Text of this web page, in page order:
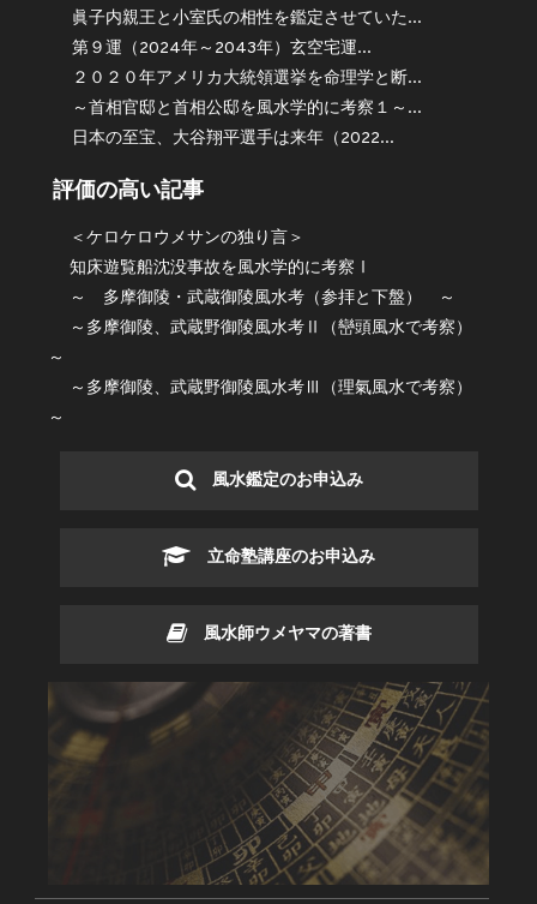
眞子内親王と小室氏の相性を鑑定させていた...
第９運（2024年～2043年）玄空宅運...
２０２０年アメリカ大統領選挙を命理学と断...
～首相官邸と首相公邸を風水学的に考察１～...
日本の至宝、大谷翔平選手は来年（2022...
評価の高い記事
＜ケロケロウメサンの独り言＞
知床遊覧船沈没事故を風水学的に考察Ⅰ
～ 多摩御陵・武蔵御陵風水考（参拝と下盤） ～
～多摩御陵、武蔵野御陵風水考Ⅱ（巒頭風水で考察）
～
～多摩御陵、武蔵野御陵風水考Ⅲ（理氣風水で考察）
～
風水鑑定のお申込み
立命塾講座のお申込み
風水師ウメヤマの著書